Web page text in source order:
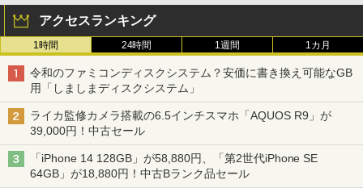
アクセスランキング
1時間 24時間 1週間 1カ月
令和のファミコンディスクシステム？安価に書き換え可能なGB
用「しましまディスクシステム」
ライカ監修カメラ搭載の6.5インチスマホ「AQUOS R9」が
39,000円！中古セール
「iPhone 14 128GB」が58,880円、「第2世代iPhone SE
64GB」が18,880円！中古Bランク品セール